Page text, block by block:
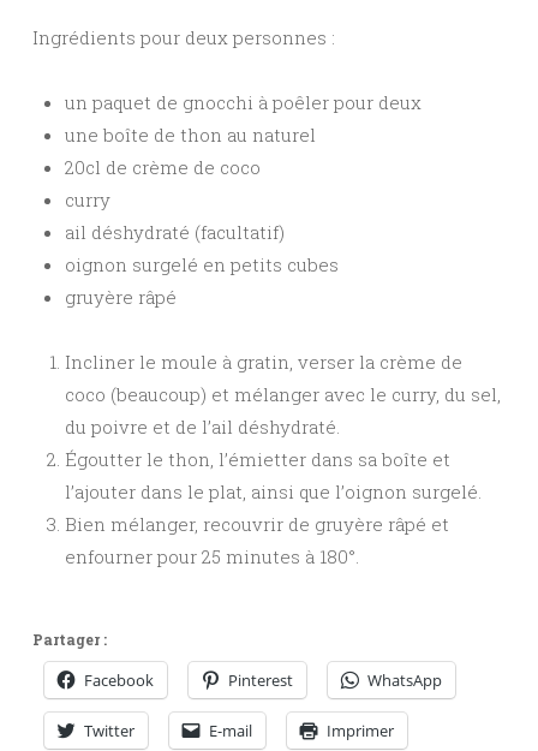
Ingrédients pour deux personnes :
un paquet de gnocchi à poêler pour deux
une boîte de thon au naturel
20cl de crème de coco
curry
ail déshydraté (facultatif)
oignon surgelé en petits cubes
gruyère râpé
Incliner le moule à gratin, verser la crème de
coco (beaucoup) et mélanger avec le curry, du sel,
du poivre et de l’ail déshydraté.
Égoutter le thon, l’émietter dans sa boîte et
l’ajouter dans le plat, ainsi que l’oignon surgelé.
Bien mélanger, recouvrir de gruyère râpé et
enfourner pour 25 minutes à 180°.
Partager :
Facebook Pinterest WhatsApp
Twitter E-mail Imprimer